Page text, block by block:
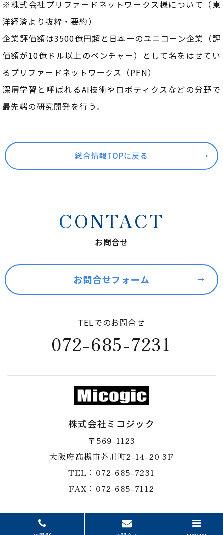
※株式会社プリファードネットワークス様について（東
洋経済より抜粋・要約）
企業評価額は3500億円超と日本一のユニコーン企業（評
価額が10億ドル以上のベンチャー）として名をはせてい
るプリファードネットワークス（PFN）
深層学習と呼ばれるAI技術やロボティクスなどの分野で
最先端の研究開発を行う。
総合情報TOPに戻る
CONTACT
お問合せ
お問合せフォーム
TELでのお問合せ
072-685-7231
株式会社ミコジック
〒569-1123
​​​​​​​大阪府高槻市芥川町2-14-20 3F
TEL：072-685-7231
​​​​​​​FAX：072-685-7112